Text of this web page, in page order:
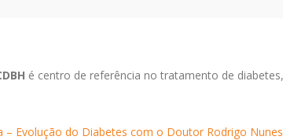
é centro de referência no tratamento de
– Evolução do Diabetes com o Doutor Rodrigo